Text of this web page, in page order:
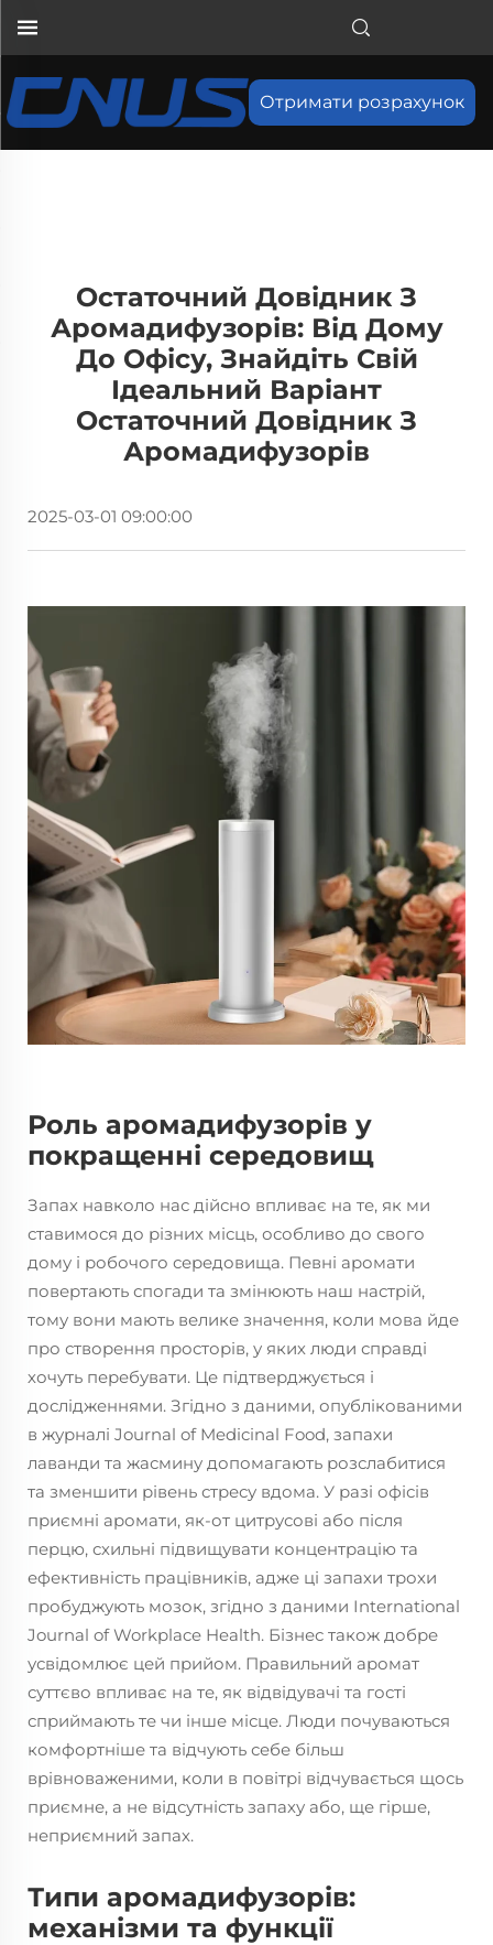
Отримати розрахунок
Остаточний Довідник З
Аромадифузорів: Від Дому
До Офісу, Знайдіть Свій
Ідеальний Варіант
Остаточний Довідник З
Аромадифузорів
2025-03-01 09:00:00
Роль аромадифузорів у
покращенні середовищ
Запах навколо нас дійсно впливає на те, як ми
ставимося до різних місць, особливо до свого
дому і робочого середовища. Певні аромати
повертають спогади та змінюють наш настрій,
тому вони мають велике значення, коли мова йде
про створення просторів, у яких люди справді
хочуть перебувати. Це підтверджується і
дослідженнями. Згідно з даними, опублікованими
в журналі Journal of Medicinal Food, запахи
лаванди та жасмину допомагають розслабитися
та зменшити рівень стресу вдома. У разі офісів
приємні аромати, як-от цитрусові або після
перцю, схильні підвищувати концентрацію та
ефективність працівників, адже ці запахи трохи
пробуджують мозок, згідно з даними International
Journal of Workplace Health. Бізнес також добре
усвідомлює цей прийом. Правильний аромат
суттєво впливає на те, як відвідувачі та гості
сприймають те чи інше місце. Люди почуваються
комфортніше та відчують себе більш
врівноваженими, коли в повітрі відчувається щось
приємне, а не відсутність запаху або, ще гірше,
неприємний запах.
Типи аромадифузорів:
механізми та функції